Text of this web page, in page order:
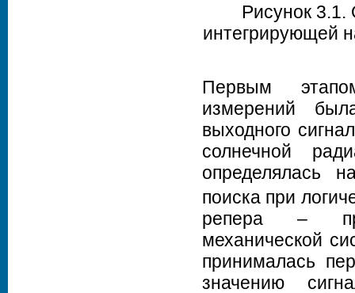
Рисунок 3.1.
интегрирующей
Первым
измерений
выходного
солнечной
определялась
поиска при
репера –
механической
принималась
значению